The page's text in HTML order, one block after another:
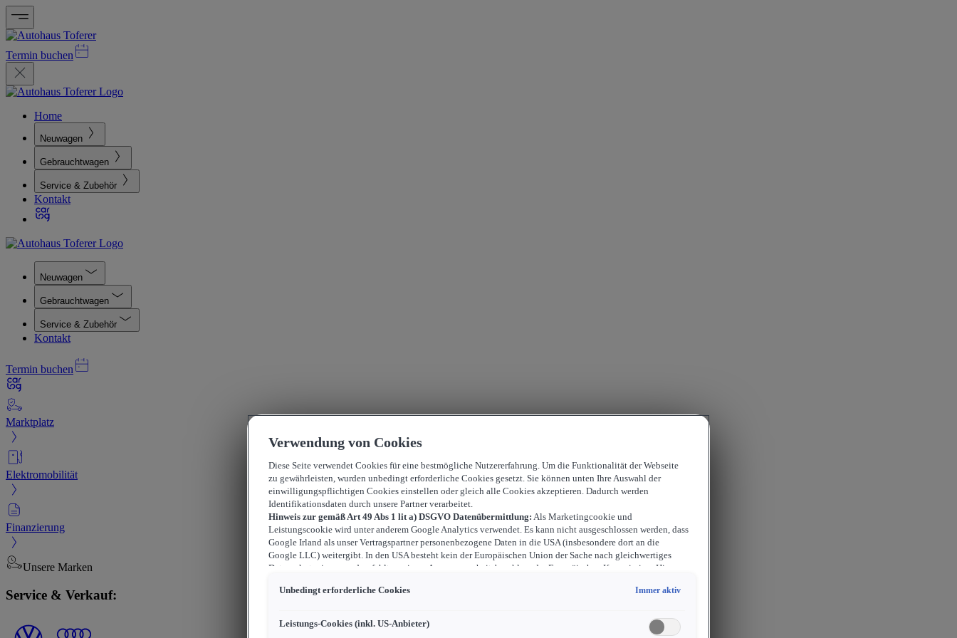
Termin buchen
Home
Neuwagen
Gebrauchtwagen
Service & Zubehör
Kontakt
Neuwagen
Gebrauchtwagen
Service & Zubehör
Kontakt
Termin buchen
Marktplatz
Elektromobilität
Finanzierung
Unsere Marken
Service & Verkauf:
Verwendung von Cookies
Diese Seite verwendet Cookies für eine bestmögliche Nutzererfahrung. Um die Funktionalität der Webseite
zu gewährleisten, wurden unbedingt erforderliche Cookies gesetzt. Sie können unten Ihre Auswahl der
einwilligungspflichtigen Cookies einstellen oder gleich alle Cookies akzeptieren. Dadurch werden
Identifikationsdaten durch unsere Partner verarbeitet.
Hinweis zur gemäß Art 49 Abs 1 lit a) DSGVO Datenübermittlung: Als Marketingcookie und
Leistungscookie wird unter anderem Google Analytics verwendet. Es kann nicht ausgeschlossen werden, dass
Google Irland als unser Vertragspartner personenbezogene Daten in die USA (insbesondere dort an die
Google LLC) weitergibt. In den USA besteht kein der Europäischen Union der Sache nach gleichwertiges
Datenschutzniveau und es fehlt an einem Angemessenheitsbeschluss der Europäischen Kommission. Hieraus
durchsetzen können, in den USA keine Datenschutzgrundsätze bestehen, und weil nicht ausgeschlossen
können, wobei Eingriffe in Ihre persönlichen Rechte und Freiheiten nicht auf das absolut Notwendige
Sollten Sie das Setzen von Cookies für Marketingzwecke oder Leistungscookies auch für
Unbedingt erforderliche Cookies Immer aktiv
Leistungs-Cookies (inkl. US-Anbieter)